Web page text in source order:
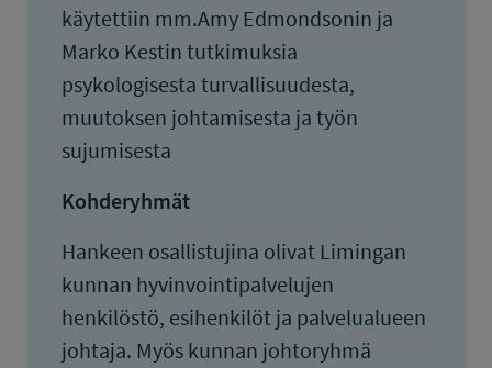
käytettiin mm.Amy Edmondsonin ja
Marko Kestin tutkimuksia
psykologisesta turvallisuudesta,
muutoksen johtamisesta ja työn
sujumisesta
Kohderyhmät
Hankeen osallistujina olivat Limingan
kunnan hyvinvointipalvelujen
henkilöstö, esihenkilöt ja palvelualueen
johtaja. Myös kunnan johtoryhmä